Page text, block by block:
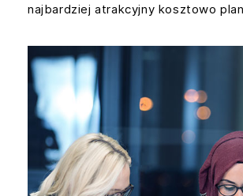
najbardziej atrakcyjny kosztowo